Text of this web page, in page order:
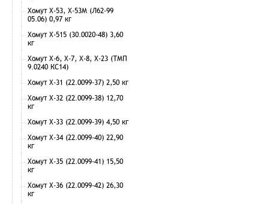
Хомут Х-53, Х-53М (Л62-99
05.06) 0,97 кг
Хомут Х-515 (30.0020-48) 3,60
кг
Хомут Х-6, Х-7, Х-8, Х-23 (ТМП
9.0240 КС14)
Хомут Х-31 (22.0099-37) 2,50 кг
Хомут Х-32 (22.0099-38) 12,70
кг
Хомут Х-33 (22.0099-39) 4,50 кг
Хомут Х-34 (22.0099-40) 22,90
кг
Хомут Х-35 (22.0099-41) 15,50
кг
Хомут Х-36 (22.0099-42) 26,30
кг